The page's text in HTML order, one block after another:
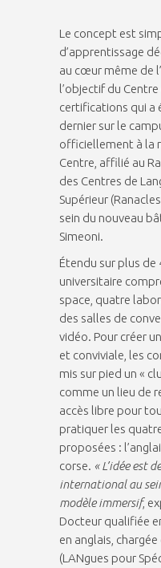
Le concept est
d’apprentissage
au cœur même de
l’objectif du
certifications qui a
dernier sur le
officiellement à la
Centre, affilié au
des Centres de
Supérieur
sein du nouveau
Simeoni.
Étendu sur plus de
universitaire
space, quatre
des salles de
vidéo. Pour créer
et conviviale, les
mis sur pied un «
comme un lieu de
accès libre pour
pratiquer les
proposées :
corse. « L’idée est
international au
modèle immersif,
Docteur qualifiée
en anglais,
(LANgues pour